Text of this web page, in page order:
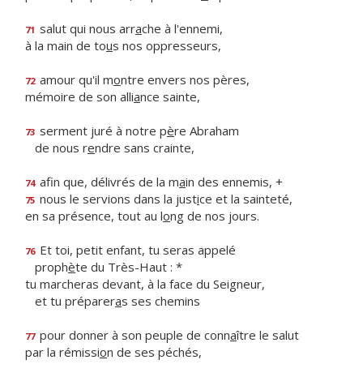
71 salut qui nous arrache à l'ennemi,
à la main de tous nos oppresseurs,
72 amour qu'il montre envers nos pères,
mémoire de son alliance sainte,
73 serment juré à notre père Abraham
de nous rendre sans crainte,
74 afin que, délivrés de la main des ennemis, +
75 nous le servions dans la justice et la sainteté,
en sa présence, tout au long de nos jours.
76 Et toi, petit enfant, tu seras appelé
prophète du Très-Haut : *
tu marcheras devant, à la face du Seigneur,
et tu prépareras ses chemins
77 pour donner à son peuple de connaître le salut
par la rémission de ses péchés,